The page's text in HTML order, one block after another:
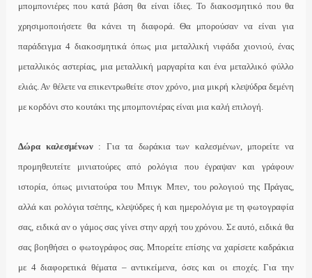
μπομπονιέρες που κατά βάση θα είναι ίδιες. Το διακοσμητικό που θα
χρησιμοποιήσετε θα κάνει τη διαφορά. Θα μπορούσαν να είναι για
παράδειγμα 4 διακοσμητικά όπως μια μεταλλική νιφάδα χιονιού, ένας
μεταλλικός αστερίας, μια μεταλλική μαργαρίτα και ένα μεταλλικό φύλλο
ελιάς. Αν θέλετε να επικεντρωθείτε στον χρόνο, μια μικρή κλεψύδρα δεμένη
με κορδόνι στο κουτάκι της μπομπονιέρας είναι μια καλή επιλογή.
Δώρα καλεσμένων: Για τα δωράκια των καλεσμένων, μπορείτε να
προμηθευτείτε μινιατούρες από ρολόγια που έγραψαν και γράφουν
ιστορία, όπως μινιατούρα του Μπιγκ Μπεν, του ρολογιού της Πράγας,
αλλά και ρολόγια τσέπης, κλεψύδρες ή και ημερολόγια με τη φωτογραφία
σας, ειδικά αν ο γάμος σας γίνει στην αρχή του χρόνου. Σε αυτό, ειδικά θα
σας βοηθήσει ο φωτογράφος σας. Μπορείτε επίσης να χαρίσετε καδράκια
με 4 διαφορετικά θέματα – αντικείμενα, όσες και οι εποχές. Για την